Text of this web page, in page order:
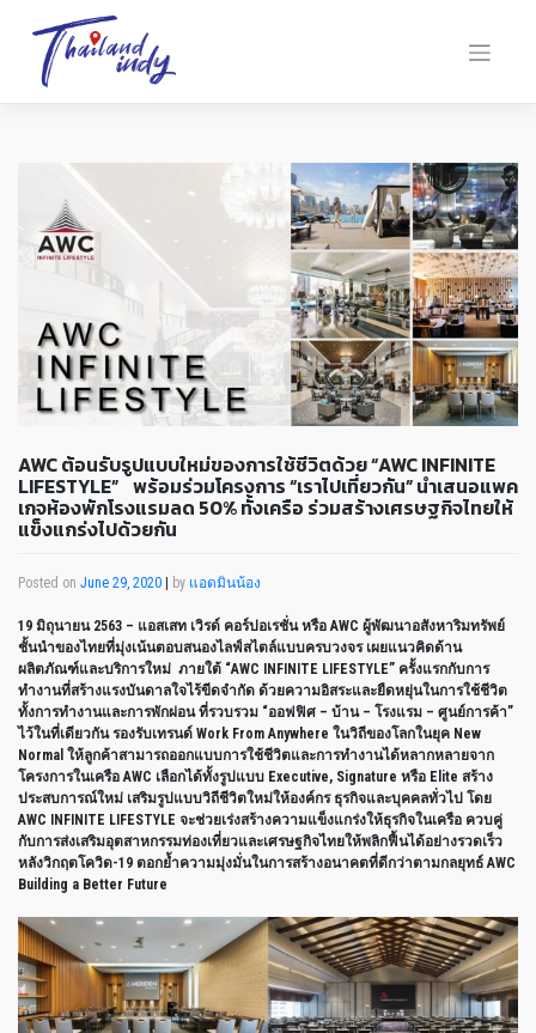
AWC ต้อนรับรูปแบบใหม่ของการใช้ชีวิตด้วย “AWC INFINITE
LIFESTYLE” พร้อมร่วมโครงการ “เราไปเที่ยวกัน” นำเสนอแพค
เกจห้องพักโรงแรมลด 50% ทั้งเครือ ร่วมสร้างเศรษฐกิจไทยให้
แข็งแกร่งไปด้วยกัน
Posted on June 29, 2020 | by แอดมินน้อง
19 มิถุนายน2563 – แอสเสท เวิรด์ คอร์ปอเรชั่น หรือAWC ผู้พัฒนาอสังหาริมทรัพย์
ชั้นนำของไทยที่มุ่งเน้นตอบสนองไลฟ์สไตล์แบบครบวงจร เผยแนวคิดด้าน
ผลิตภัณฑ์และบริการใหม่ ภายใต้ “AWC INFINITE LIFESTYLE” ครั้งแรกกับการ
ทำงานที่สร้างแรงบันดาลใจไร้ขีดจำกัด ด้วยความอิสระและยืดหยุ่นในการใช้ชีวิต
ทั้งการทำงานและการพักผ่อน ที่รวบรวม “ออฟฟิศ – บ้าน– โรงแรม – ศูนย์การค้า”
ไว้ในที่เดียวกัน รองรับเทรนด์ Work From Anywhere ในวิถีของโลกในยุค New
Normal ให้ลูกค้าสามารถออกแบบการใช้ชีวิตและการทำงานได้หลากหลายจาก
โครงการในเครือAWC เลือกได้ทั้งรูปแบบ Executive, Signature หรือ Elite สร้าง
ประสบการณ์ใหม่ เสริมรูปแบบวิถีชีวิตใหม่ให้องค์กร ธุรกิจและบุคคลทั่วไป โดย
AWC INFINITE LIFESTYLE จะช่วยเร่งสร้างความแข็งแกร่งให้ธุรกิจในเครือ ควบคู่
กับการส่งเสริมอุตสาหกรรมท่องเที่ยวและเศรษฐกิจไทยให้พลิกฟื้นได้อย่างรวดเร็ว
หลังวิกฤตโควิด-19 ตอกย้ำความมุ่งมั่นในการสร้างอนาคตที่ดีกว่าตามกลยุทธ์AWC
Building a Better Future